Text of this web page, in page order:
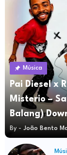
Música
Pai Diesel x
Misterio –
Balang)
By - João Bento